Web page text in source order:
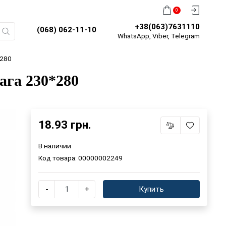
(068) 062-11-10
0
+38(063)7631110
WhatsApp, Viber, Telegram
230*280
18.93 грн.
В наличии
Код товара: 00000002249
- + Купить